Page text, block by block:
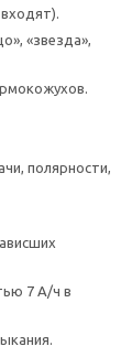
«звезда»,
полярности,
7 А/ч в